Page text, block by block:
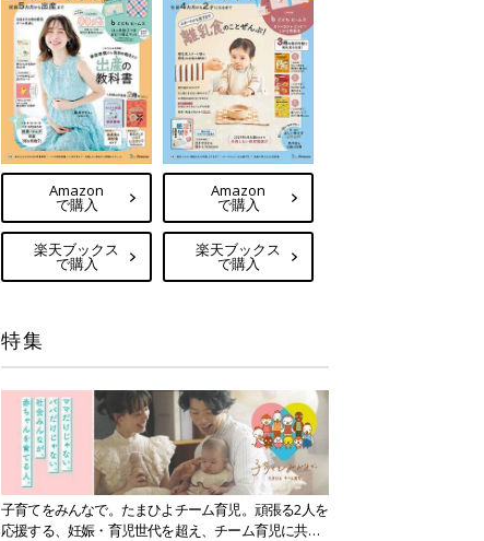
Amazon
で購入
楽天ブックス
で購入
Amazon
で購入
楽天ブックス
で購入
特集
子育てをみんなで。たまひよチーム育児。頑張る2人を
応援する、妊娠・育児世代を超え、チーム育児に共感